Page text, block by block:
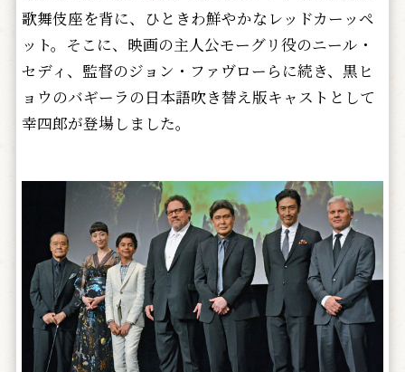
歌舞伎座を背に、ひときわ鮮やかなレッドカーッペ
ット。そこに、映画の主人公モーグリ役のニール・
セディ、監督のジョン・ファヴローらに続き、黒ヒ
ョウのバギーラの日本語吹き替え版キャストとして
幸四郎が登場しました。